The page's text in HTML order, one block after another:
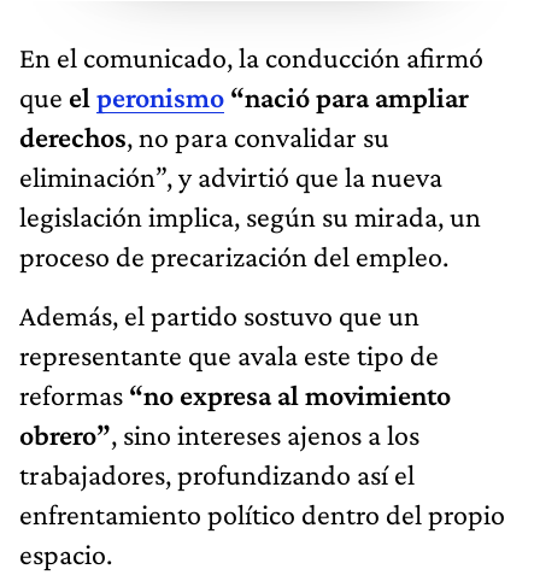
En el comunicado, la conducción afirmó
que el peronismo “nació para ampliar
derechos, no para convalidar su
eliminación”, y advirtió que la nueva
legislación implica, según su mirada, un
proceso de precarización del empleo.
Además, el partido sostuvo que un
representante que avala este tipo de
reformas “no expresa al movimiento
obrero”, sino intereses ajenos a los
trabajadores, profundizando así el
enfrentamiento político dentro del propio
espacio.